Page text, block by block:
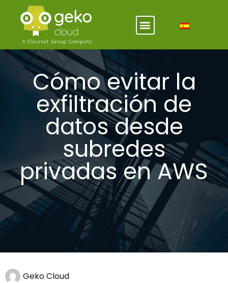
Cómo evitar la
exfiltración de
datos desde
subredes
privadas en AWS
Geko Cloud